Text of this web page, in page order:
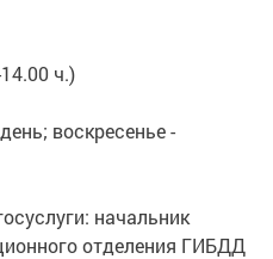
ч.)
воскресенье -
начальник
отделения ГИБДД